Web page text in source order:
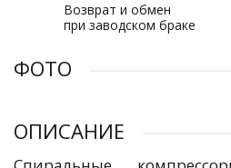
Возврат и обмен
при заводском браке
ФОТО
ОПИСАНИЕ